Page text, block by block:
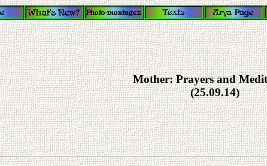
Mother: Prayers and
(25.09.14)